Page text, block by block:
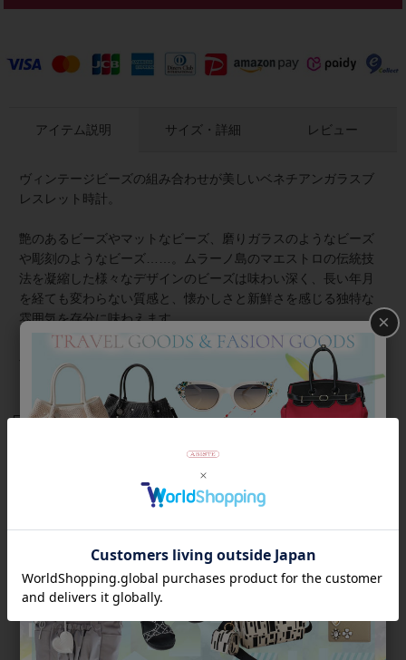
アイテム説明
ヴィンテージビーズの組み合わせが美しいベネチアンガラスブ
レスレット時計。
艶のあるビーズやマットなビーズ、磨りガラスのようなビーズ
や彫刻のようなビーズ……。ムラーノ島のマエストロの伝統技
法を凝縮した様々なデザインのビーズは味わい深く、長い年月
を経ても変わらない質感と、懐かしさと新鮮さを感じる独特な
雰囲気を存分に味わえます。
小さめフェイスで手元を華奢見えしてくれます。長さはコード
ストッパーで簡単に調節可能。着脱もスムーズです。
サイズ・詳細 レビュー
×